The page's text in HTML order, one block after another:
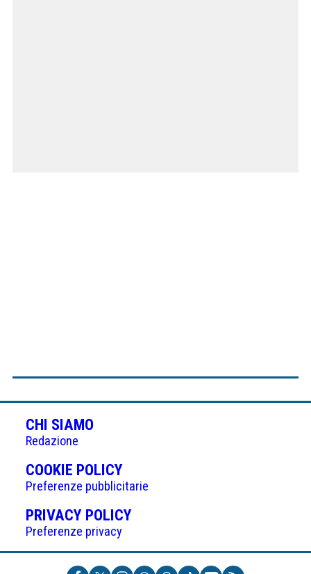
CHI SIAMO
Redazione
COOKIE POLICY(APRE
IN
UNA
NUOVA
Preferenze pubblicitarie
PRIVACY POLICY(APRE
UNA
NUOVA
Preferenze privacy